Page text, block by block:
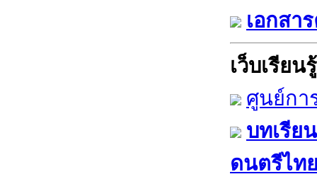
เอกสา
เว็บเรียนรู้
ศูนย์กา
บทเรีย
ดนตรีไท